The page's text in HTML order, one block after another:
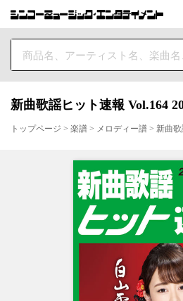
新曲歌謡ヒット速報 Vol.164
トップページ > 楽譜 > メロディー譜 > 新曲